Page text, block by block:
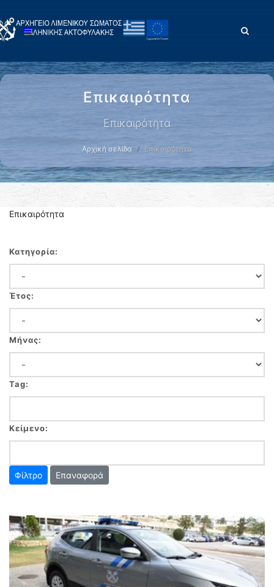
Επικαιρότητα
Επικαιρότητα
Αρχική σελίδα Επικαιρότητα
Επικαιρότητα
Κατηγορία:
Έτος:
Μήνας:
Tag:
Κείμενο:
Επαναφορά